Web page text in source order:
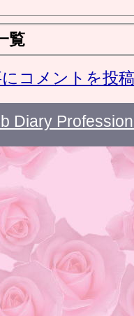
覧
コメントを投
Diary